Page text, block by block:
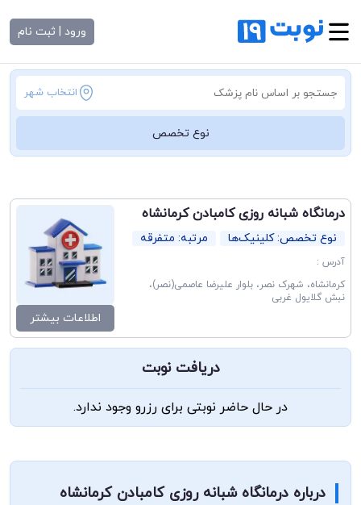
ورود | ثبت نام
انتخاب شهر
نوع تخصص
درمانگاه شبانه روزی کامبادن کرمانشاه
نوع تخصص: کلینیک‌ها مرتبه: متفرقه
آدرس :
کرمانشاه، شهرک نصر، بلوار علیرضا عاصمی(نصر)،
نبش گلایول غربی
اطلاعات بیشتر
دریافت نوبت
در حال حاضر نوبتی برای رزرو وجود ندارد.
درباره درمانگاه شبانه روزی کامبادن کرمانشاه